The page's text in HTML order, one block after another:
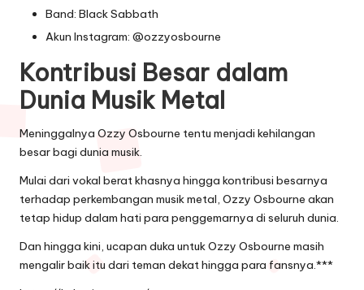
Band: Black Sabbath
Akun Instagram: @ozzyosbourne
Kontribusi Besar dalam
Dunia Musik Metal
Meninggalnya Ozzy Osbourne tentu menjadi kehilangan
besar bagi dunia musik.
Mulai dari vokal berat khasnya hingga kontribusi besarnya
terhadap perkembangan musik metal, Ozzy Osbourne akan
tetap hidup dalam hati para penggemarnya di seluruh dunia.
Dan hingga kini, ucapan duka untuk Ozzy Osbourne masih
mengalir baik itu dari teman dekat hingga para fansnya.***